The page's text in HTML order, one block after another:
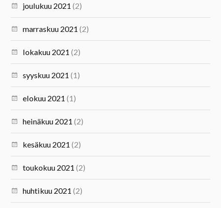
joulukuu 2021 (2)
marraskuu 2021 (2)
lokakuu 2021 (2)
syyskuu 2021 (1)
elokuu 2021 (1)
heinäkuu 2021 (2)
kesäkuu 2021 (2)
toukokuu 2021 (2)
huhtikuu 2021 (2)